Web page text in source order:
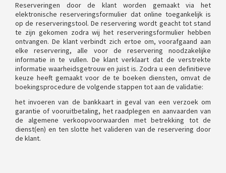
Reserveringen door de klant worden gemaakt via het
elektronische reserveringsformulier dat online toegankelijk is
op de reserveringstool. De reservering wordt geacht tot stand
te zijn gekomen zodra wij het reserveringsformulier hebben
ontvangen. De klant verbindt zich ertoe om, voorafgaand aan
elke reservering, alle voor de reservering noodzakelijke
informatie in te vullen. De klant verklaart dat de verstrekte
informatie waarheidsgetrouw en juist is. Zodra u een definitieve
keuze heeft gemaakt voor de te boeken diensten, omvat de
boekingsprocedure de volgende stappen tot aan de validatie:
het invoeren van de bankkaart in geval van een verzoek om
garantie of vooruitbetaling, het raadplegen en aanvaarden van
de algemene verkoopvoorwaarden met betrekking tot de
dienst(en) en ten slotte het valideren van de reservering door
de klant.